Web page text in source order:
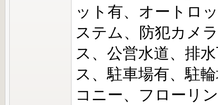
ット有、オートロ
ステム、防犯カメ
ス、公営水道、排
ス、駐車場有、駐
コニー、フローリ